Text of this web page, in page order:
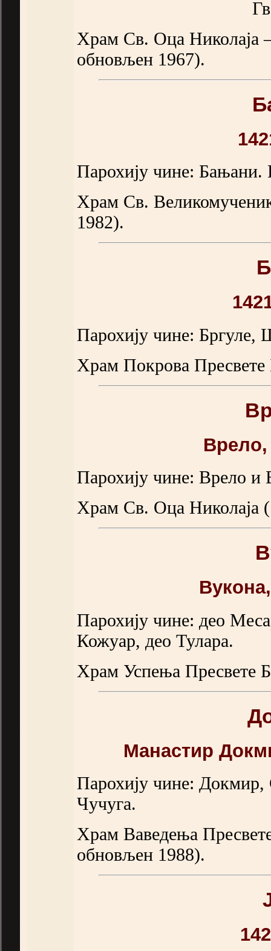
Храм Св. Оца Николаја
обновљен 1967).
Парохију чине: Бањани.
Храм Св.
1982).
Парохију чине:
Храм Покрова Пресвете
Парохију чине: Врело и
Храм Св. Оца Николаја
Парохију чине: део
Кожуар, део Тулара.
Храм Успења Пресвете
Манастир
Парохију чине:
Чучуга.
Храм Ваведења
обновљен 1988).